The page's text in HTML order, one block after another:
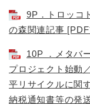
9P．トロッコ
の森関連記事
10P ．メタバ
プロジェクト始動
平リサイクルに関
納税通知書等の発